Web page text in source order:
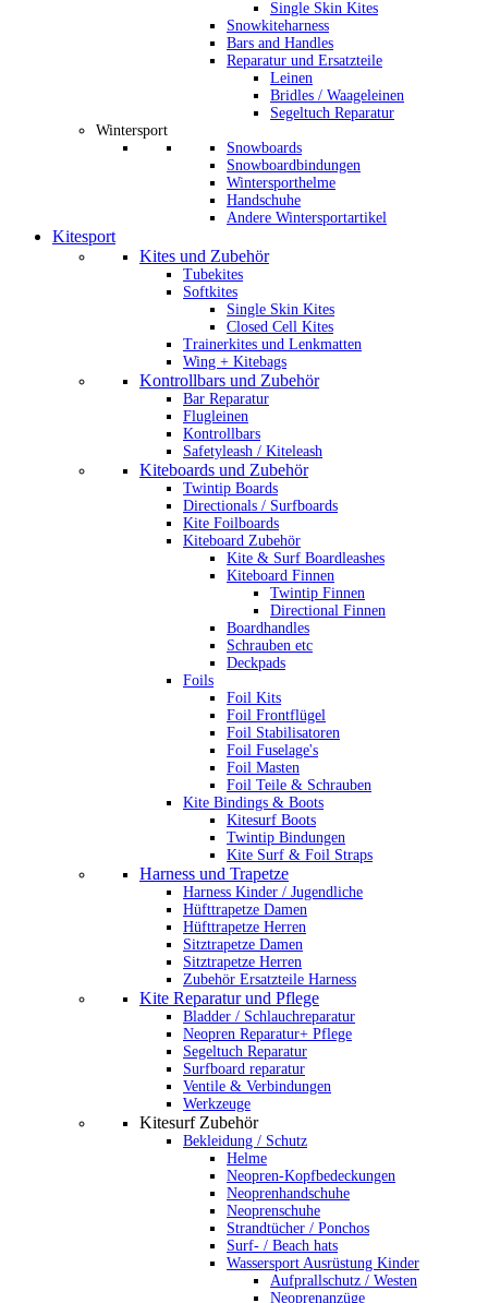
Single Skin Kites
Snowkiteharness
Bars and Handles
Reparatur und Ersatzteile
Leinen
Bridles / Waageleinen
Segeltuch Reparatur
Wintersport
Snowboards
Snowboardbindungen
Wintersporthelme
Handschuhe
Andere Wintersportartikel
Kitesport
Kites und Zubehör
Tubekites
Softkites
Single Skin Kites
Closed Cell Kites
Trainerkites und Lenkmatten
Wing + Kitebags
Kontrollbars und Zubehör
Bar Reparatur
Flugleinen
Kontrollbars
Safetyleash / Kiteleash
Kiteboards und Zubehör
Twintip Boards
Directionals / Surfboards
Kite Foilboards
Kiteboard Zubehör
Kite & Surf Boardleashes
Kiteboard Finnen
Twintip Finnen
Directional Finnen
Boardhandles
Schrauben etc
Deckpads
Foils
Foil Kits
Foil Frontflügel
Foil Stabilisatoren
Foil Fuselage's
Foil Masten
Foil Teile & Schrauben
Kite Bindings & Boots
Kitesurf Boots
Twintip Bindungen
Kite Surf & Foil Straps
Harness und Trapetze
Harness Kinder / Jugendliche
Hüfttrapetze Damen
Hüfttrapetze Herren
Sitztrapetze Damen
Sitztrapetze Herren
Zubehör Ersatzteile Harness
Kite Reparatur und Pflege
Bladder / Schlauchreparatur
Neopren Reparatur+ Pflege
Segeltuch Reparatur
Surfboard reparatur
Ventile & Verbindungen
Werkzeuge
Kitesurf Zubehör
Bekleidung / Schutz
Helme
Neopren-Kopfbedeckungen
Neoprenhandschuhe
Neoprenschuhe
Strandtücher / Ponchos
Surf- / Beach hats
Wassersport Ausrüstung Kinder
Aufprallschutz / Westen
Neoprenanzüge